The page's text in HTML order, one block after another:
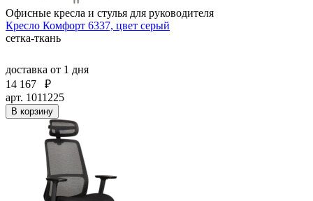
Офисные кресла и стулья для руководителя
Кресло Комфорт 6337, цвет серый
сетка-ткань
доставка от 1 дня
14 167
₽
арт. 1011225
В корзину